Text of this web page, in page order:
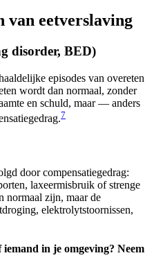
van eetverslaving
disorder, BED)
episodes van overeten
wordt dan normaal, zonder
en schuld, maar — anders
7
door compensatiegedrag:
laxeermisbruik of strenge
normaal zijn, maar de
elektrolytstoornissen,
in je omgeving? Neem